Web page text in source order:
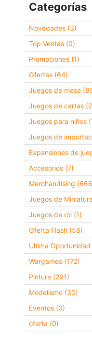
Categorías
Novedades (3)
Top Ventas (0)
Promociones (1)
Ofertas (64)
Juegos de mesa
Juegos de cartas
Juegos para niños
Juegos de
Expansiones de
Accesorios (7)
Merchandising
Juegos de
Juegos de rol (1)
Oferta Flash (58)
Ultima Oportunidad
Wargames (172)
Pintura (291)
Modelismo (30)
Eventos (0)
oferta (0)